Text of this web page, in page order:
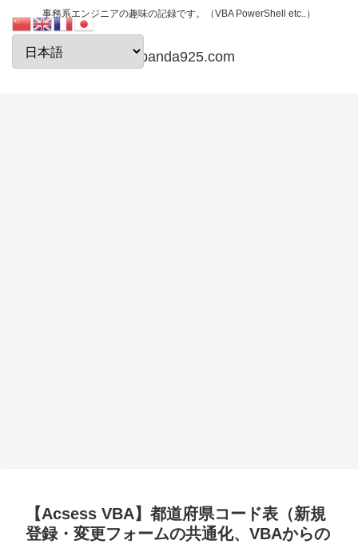
事務系エンジニアの趣味の記録です。（VBA PowerShell etc..）
papanda925.com
【Acsess VBA】都道府県コード表（新規
登録・変更フォームの共通化、VBAからの